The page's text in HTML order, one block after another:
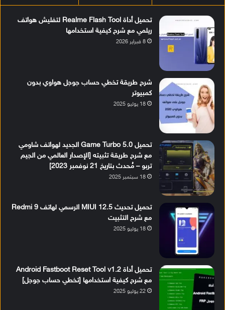
تحميل أداة Realme Flash Tool لتفليش هواتف
ريلمي مع شرح كيفية استخدامها
8 فبراير 2026
شرح طريقة تخطي حساب جوجل هواوي بدون
كمبيوتر
18 يوليو 2025
تحميل Game Turbo 5.0 الجديد لهواتف شاومي
مع شرح طريقة تثبيته [الإصدار العالمي من الجيم
تربو – مُحدث بتاريخ 21 نوفمبر 2023]
18 سبتمبر 2025
تحميل تحديث MIUI 12.5 الرسمي لهاتف Redmi 9
مع شرح التثبيت
18 يوليو 2025
تحميل أداة Android Fastboot Reset Tool v1.2
مع شرح كيفية استخدامها [تخطي حساب جوجل]
22 يوليو 2025